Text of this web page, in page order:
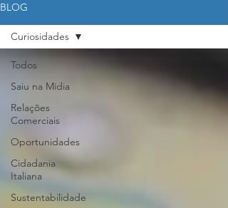
BLOG
Todos
Saiu na Mídia
Relações
Comerciais
Oportunidades
Cidadania
Italiana
Sustentabilidade
Curiosidades